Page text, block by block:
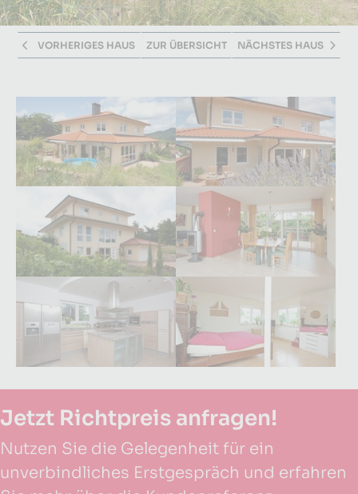
VORHERIGES HAUS ZUR ÜBERSICHT NÄCHSTES HAUS
Größere Version anzeigen für:Größere Version anzeigen
Größere Version anzeigen für:Größere Version anzeigen
Größere Version anzeigen für:Größere Version anzeigen
Jetzt Richtpreis anfragen!
Nutzen Sie die Gelegenheit für ein
unverbindliches Erstgespräch und erfahren